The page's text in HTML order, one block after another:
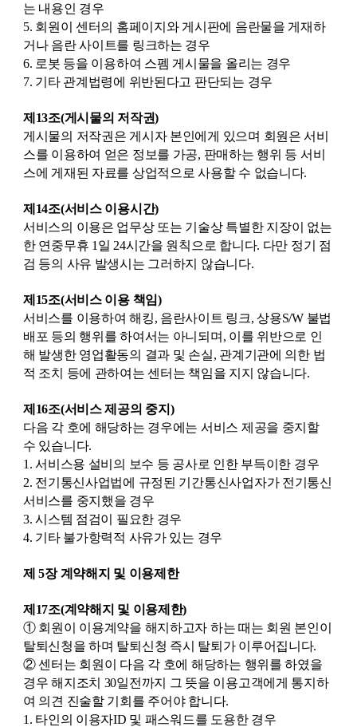
는 내용인 경우
5. 회원이 센터의 홈페이지와 게시판에 음란물을 게재하
거나 음란 사이트를 링크하는 경우
6. 로봇 등을 이용하여 스펨 게시물을 올리는 경우
7. 기타 관계법령에 위반된다고 판단되는 경우
제13조(게시물의 저작권)
게시물의 저작권은 게시자 본인에게 있으며 회원은 서비
스를 이용하여 얻은 정보를 가공, 판매하는 행위 등 서비
스에 게재된 자료를 상업적으로 사용할 수 없습니다.
제14조(서비스 이용시간)
서비스의 이용은 업무상 또는 기술상 특별한 지장이 없는
한 연중무휴 1일 24시간을 원칙으로 합니다. 다만 정기 점
검 등의 사유 발생시는 그러하지 않습니다.
제15조(서비스 이용 책임)
서비스를 이용하여 해킹, 음란사이트 링크, 상용S/W 불법
배포 등의 행위를 하여서는 아니되며, 이를 위반으로 인
해 발생한 영업활동의 결과 및 손실, 관계기관에 의한 법
적 조치 등에 관하여는 센터는 책임을 지지 않습니다.
제16조(서비스 제공의 중지)
다음 각 호에 해당하는 경우에는 서비스 제공을 중지할
수 있습니다.
1. 서비스용 설비의 보수 등 공사로 인한 부득이한 경우
2. 전기통신사업법에 규정된 기간통신사업자가 전기통신
서비스를 중지했을 경우
3. 시스템 점검이 필요한 경우
4. 기타 불가항력적 사유가 있는 경우
제 5장 계약해지 및 이용제한
제17조(계약해지 및 이용제한)
① 회원이 이용계약을 해지하고자 하는 때는 회원 본인이
탈퇴신청을 하며 탈퇴신청 즉시 탈퇴가 이루어집니다.
② 센터는 회원이 다음 각 호에 해당하는 행위를 하였을
경우 해지조치 30일전까지 그 뜻을 이용고객에게 통지하
여 의견 진술할 기회를 주어야 합니다.
1. 타인의 이용자ID 및 패스워드를 도용한 경우